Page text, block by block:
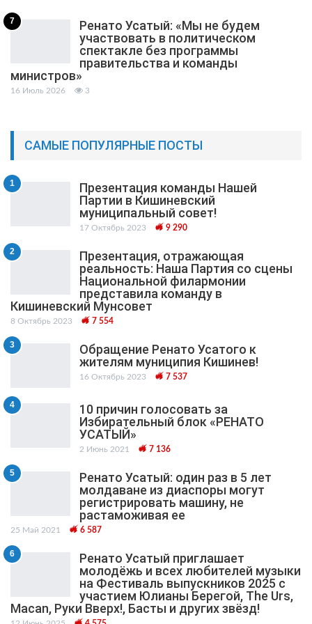
7
Ренато Усатый: «Мы не будем
участвовать в политическом
спектакле без программы
правительства и команды
министров»
16 Июль 2026 3
САМЫЕ ПОПУЛЯРНЫЕ ПОСТЫ
1
Презентация команды Нашей
Партии в Кишиневский
муниципальный cовет!
17 Октябрь 2023 9 290
2
Презентация, отражающая
реальность: Наша Партия со сцены
Национальной филармонии
представила команду в
Кишиневский Мунсовет
8 Октябрь 2023 7 554
3
Обращение Ренато Усатого к
жителям муниципия Кишинев!
16 Октябрь 2023 7 537
4
10 причин голосовать за
Избирательный блок «РЕНАТО
УСАТЫЙ»
2 Июнь 2021 7 136
5
Ренато Усатый: один раз в 5 лет
молдаване из диаспоры могут
регистрировать машину, не
растаможивая ее
25 Май 2021 6 587
6
Ренато Усатый приглашает
молодёжь и всех любителей музыки
на Фестиваль выпускников 2025 с
участием Юлианы Берегой, The Urs,
Macan, Руки Вверх!, Басты и других звёзд!